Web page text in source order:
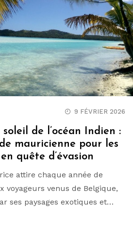
9 FÉVRIER 2026
soleil de l’océan Indien :
mauricienne pour les
quête d’évasion
attire chaque année de
voyageurs venus de Belgique,
ses paysages exotiques et…